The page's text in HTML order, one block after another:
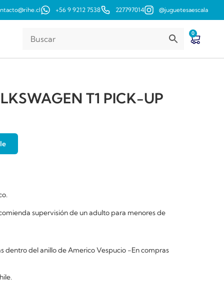
+56 9 9212 7538 227797014 @juguetesaescala
0
T1 PICK-UP
supervisión de un adulto para menores de
dentro del anillo de Americo Vespucio -En compras